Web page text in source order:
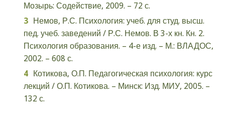
Мозырь: Содействие, 2009. – 72 с.
Немов, Р.С. Психология: учеб. для студ. высш.
пед. учеб. заведений / Р.С. Немов. В 3-х кн. Кн. 2.
Психология образования. – 4-е изд. – М.: ВЛАДОС,
2002. – 608 с.
Котикова, О.П. Педагогическая психология: курс
лекций / О.П. Котикова. – Минск: Изд. МИУ, 2005. –
132 с.